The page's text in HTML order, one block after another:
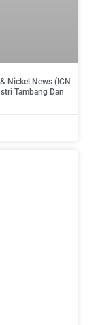
Nickel News (ICN
Tambang Dan